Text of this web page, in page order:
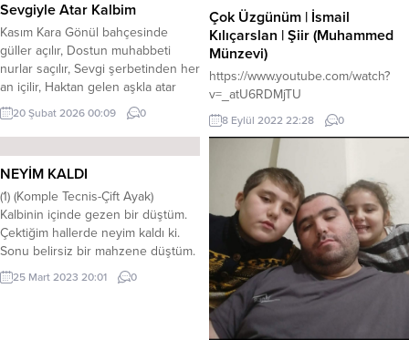
Sevgiyle Atar Kalbim
​Kasım Kara ​Gönül bahçesinde
güller açılır, Dostun muhabbeti
nurlar saçılır, Sevgi şerbetinden her
an içilir, Haktan gelen aşkla atar
kalbim. ​Nefreti bıraktım, sevdaya
döndüm, Aşkın ateşinde kavruldum
yandım, Dünyanın malını bir rüya
sandım, İnsanlık yolunda atar
kalbim. ​Çukurçayır köyü benim
özümdür, Doğruluk, dürüstlük iki
gözümdür, Sevene söylediğim tatlı
sözümdür, Bitmeyen...
20 Şubat 2026 00:09 0
Çok Üzgünüm | İsmail
Kılıçarslan | Şiir (Muhammed
Münzevi)
https://www.youtube.com/watch?
v=_atU6RDMjTU
8 Eylül 2022 22:28 0
NEYİM KALDI
(1) (Komple Tecnis-Çift Ayak)
Kalbinin içinde gezen bir düştüm.
Çektiğim hallerde neyim kaldı ki.
Sonu belirsiz bir mahzene düştüm.
Baktığım yıllarda neyim kaldı ki. *
Lokumundan yedik markası
25 Mart 2023 20:01 0